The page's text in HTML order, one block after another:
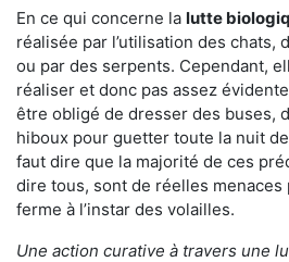
En ce qui concerne la lutte
réalisée par l’utilisation des chats,
ou par des serpents. Cependant,
réaliser et donc pas assez
être obligé de dresser des buses,
hiboux pour guetter toute la nuit
faut dire que la majorité de ces
dire tous, sont de réelles menaces
ferme à l’instar des volailles.
Une action curative à travers une